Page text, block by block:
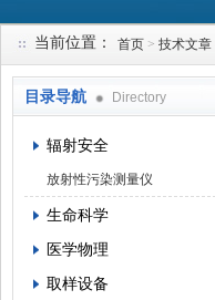
当前位置： 首页 > 技术文章
目录导航 Directory
辐射安全
放射性污染测量仪
生命科学
医学物理
取样设备